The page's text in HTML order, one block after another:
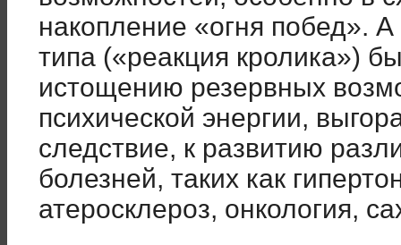
накопление «огня побед».
типа («реакция кролика»)
истощению резервных
психической энергии,
следствие, к развитию
болезней, таких как
атеросклероз, онкология,